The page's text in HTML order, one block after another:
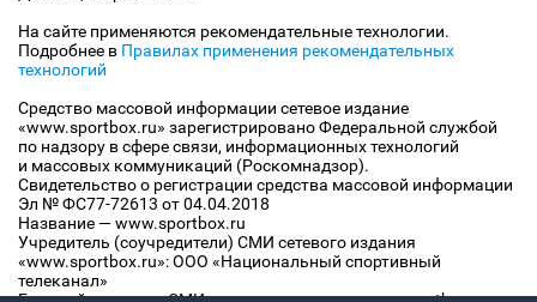
На сайте применяются рекомендательные технологии.
Подробнее в Правилах применения рекомендательных
технологий
Средство массовой информации сетевое издание
«www.sportbox.ru» зарегистрировано Федеральной службой
по надзору в сфере связи, информационных технологий
и массовых коммуникаций (Роскомнадзор).
Свидетельство о регистрации средства массовой информации
Эл № ФС77-72613 от 04.04.2018
Название — www.sportbox.ru
Учредитель (соучредители) СМИ сетевого издания
«www.sportbox.ru»: ООО «Национальный спортивный
телеканал»